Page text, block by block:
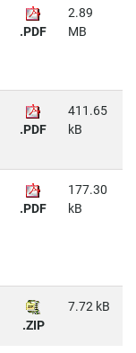
.PDF
2.89
MB
.PDF
411.65
kB
.PDF
177.30
kB
.ZIP
7.72 kB